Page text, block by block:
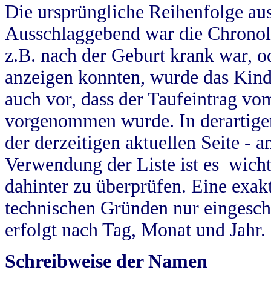
Die ursprüngliche Reihenfolge
Ausschlaggebend war die
z.B. nach der Geburt krank war,
anzeigen konnten, wurde das
auch vor, dass der Taufeintrag
vorgenommen wurde. In
der derzeitigen aktuellen Seite -
Verwendung der Liste ist es
dahinter zu überprüfen. Eine
technischen Gründen nur
erfolgt nach Tag, Monat und Jahr.
Schreibweise der Namen